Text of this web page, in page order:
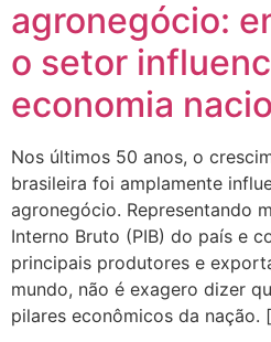
agronegócio:
o setor
economia
Nos últimos 50 anos, o
brasileira foi amplamente
agronegócio. Representando
Interno Bruto (PIB) do país e
principais produtores e
mundo, não é exagero dizer
pilares econômicos da nação.